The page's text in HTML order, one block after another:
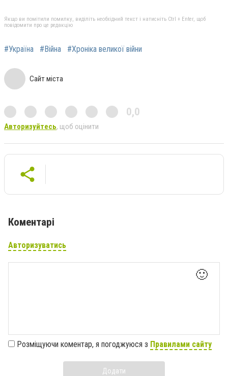
Якщо ви помітили помилку, виділіть необхідний текст і натисніть Ctrl + Enter, щоб
повідомити про це редакцію
#Україна #Війна #Хроніка великої війни
Сайт міста
0,0
Авторизуйтесь, щоб оцінити
Коментарі
Авторизуватись
🙂
Розміщуючи коментар, я погоджуюся з Правилами сайту
Додати